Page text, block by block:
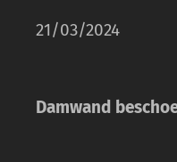
21/03/2024
Damwand